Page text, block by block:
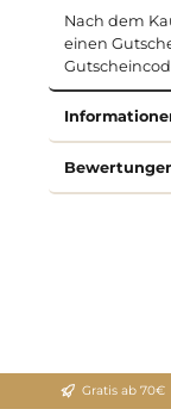
Nach dem
einen
Gratis ab 70€